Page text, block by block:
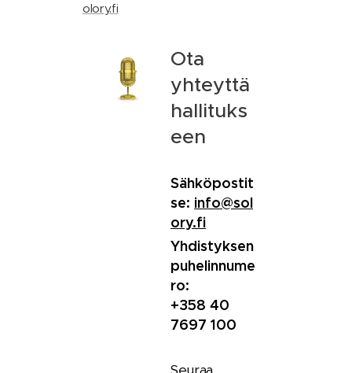
olory.fi
Ota
yhteyttä
hallituks
een
Sähköpostit
se: info@sol
ory.fi
Yhdistyksen
puhelinnume
ro:
+358 40
7697 100